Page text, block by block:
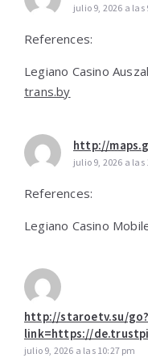
julio 9, 2026 a las
References:
Legiano Casino
trans.by
http://
julio 9, 2026 a las
References:
Legiano Casino
http://staroetv.su/
link=https://
julio 9, 2026 a las 10:27 pm